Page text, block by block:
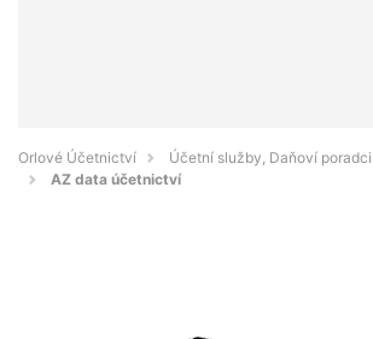
Orlové Účetnictví
Účetní služby, Daňoví
AZ data účetnictví